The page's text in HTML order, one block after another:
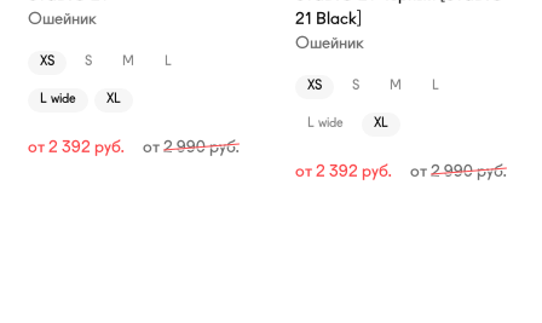
Ошейник
XS S M L
L wide XL
от 2 392 руб. от2 990руб.
21 Black]
Ошейник
XS S M L
L wide XL
от 2 392 руб. от2 990руб.